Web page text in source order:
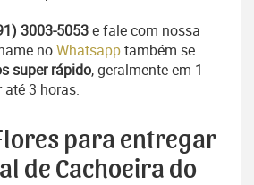
3003-5053e fale com nossa
noWhatsapptambém se
super rápido, geralmente em 1
até 3 horas.
para entregar
de Cachoeira do